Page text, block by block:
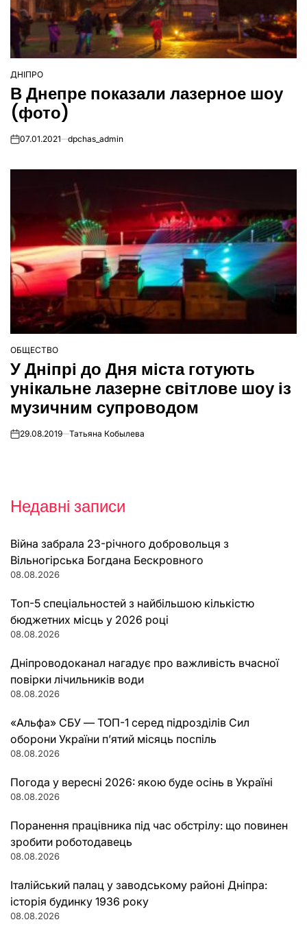
ОПУБЛІКУВАТИ
У
ДНІПРО
В Днепре показали лазерное шоу
(фото)
on07.01.2021 dpchas_admin
ОПУБЛІКУВАТИ
У
ОБЩЕСТВО
У Дніпрі до Дня міста готують
унікальне лазерне світлове шоу із
музичним супроводом
on29.08.2019 Татьяна Кобылева
Недавні записи
Війна забрала 23-річного добровольця з
Вільногірська Богдана Бескровного
08.08.2026
Топ-5 спеціальностей з найбільшою кількістю
бюджетних місць у 2026 році
08.08.2026
Дніпроводоканал нагадує про важливість вчасної
повірки лічильників води
08.08.2026
«Альфа» СБУ — ТОП-1 серед підрозділів Сил
оборони України п’ятий місяць поспіль
08.08.2026
Погода у вересні 2026: якою буде осінь в Україні
08.08.2026
Поранення працівника під час обстрілу: що повинен
зробити роботодавець
08.08.2026
Італійський палац у заводському районі Дніпра:
історія будинку 1936 року
08.08.2026